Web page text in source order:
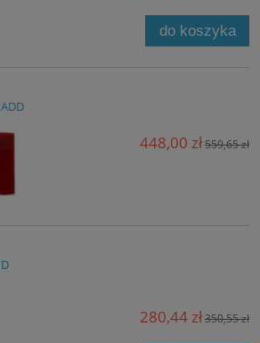
do koszyka
448,00 zł559,65 zł
280,44 zł350,55 zł